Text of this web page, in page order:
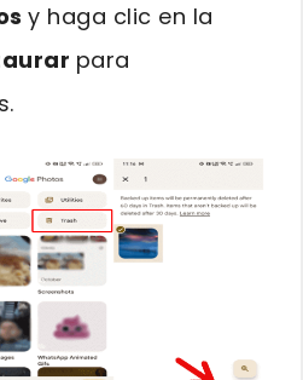
y haga clic en la
para